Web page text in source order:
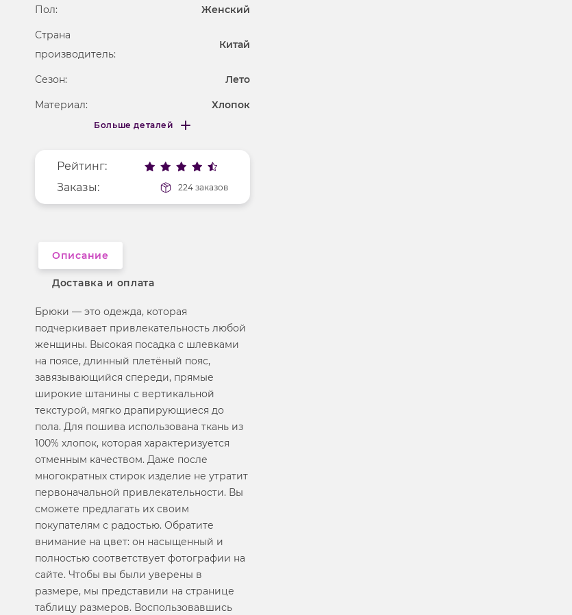
Пол: Женский
Страна
производитель:
Китай
Сезон: Лето
Материал:
Хлопок
Фактура материала
Больше деталей
Меньше деталей
Рейтинг:
Заказы:
224 заказов
Описание
Доставка и оплата
Брюки — это одежда, которая
подчеркивает привлекательность любой
женщины. Высокая посадка с шлевками
на поясе, длинный плетёный пояс,
завязывающийся спереди, прямые
широкие штанины с вертикальной
текстурой, мягко драпирующиеся до
пола. Для пошива использована ткань из
100% хлопок, которая характеризуется
отменным качеством. Даже после
многократных стирок изделие не утратит
первоначальной привлекательности. Вы
сможете предлагать их своим
покупателям с радостью. Обратите
внимание на цвет: он насыщенный и
полностью соответствует фотографии на
сайте. Чтобы вы были уверены в
размере, мы представили на странице
таблицу размеров. Воспользовавшись